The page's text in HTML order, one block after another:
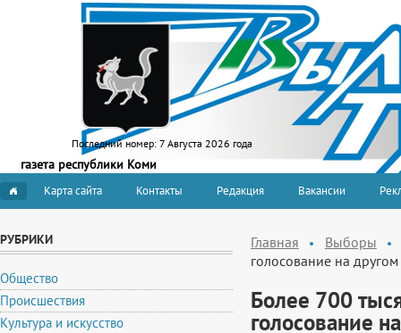
Последний номер: 7 Августа 2026 года
газета республики Коми
Карта сайта Контакты Редакция Вакансии
РУБРИКИ
Общество
Происшествия
Культура и искусство
Главная
Выборы
голосование на другом
Более 700
голосование